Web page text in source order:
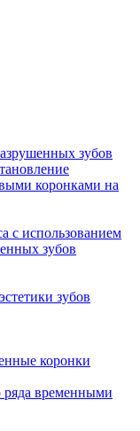
зубов
коронками на
с использованием
зубов
зубов
коронки
ряда временными